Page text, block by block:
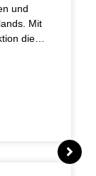
und
Mit
die…